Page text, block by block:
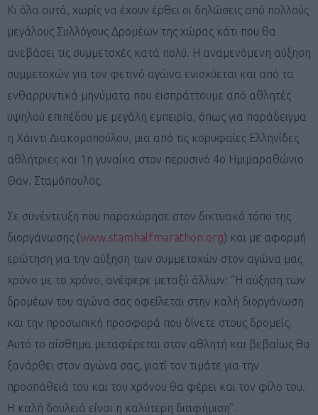
Κι όλα αυτά, χωρίς να έχουν έρθει οι δηλώσεις από πολλούς
μεγάλους Συλλόγους Δρομέων της χώρας κάτι που θα
ανεβάσει τις συμμετοχές κατά πολύ. Η αναμενόμενη αύξηση
συμμετοχών για τον φετινό αγώνα ενισχύεται και από τα
ενθαρρυντικά μηνύματα που εισπράττουμε από αθλητές
υψηλού επιπέδου με μεγάλη εμπειρία, όπως για παράδειγμα
η Χάιντι Διακομοπούλου, μια από τις κορυφαίες Ελληνίδες
αθλήτριες και 1η γυναίκα στον περυσινό 4ο Ημιμαραθώνιο
Θαν. Σταμόπουλος.
Σε συνέντευξη που παραχώρησε στον δικτυακό τόπο της
διοργάνωσης (www.stamhalfmarathon.org) και με αφορμή
ερώτηση για την αύξηση των συμμετοχών στον αγώνα μας
χρόνο με το χρόνο, ανέφερε μεταξύ άλλων: “Η αύξηση των
δρομέων του αγώνα σας οφείλεται στην καλή διοργάνωση
και την προσωπική προσφορά που δίνετε στους δρομείς.
Αυτό το αίσθημα μεταφέρεται στον αθλητή και βεβαίως θα
ξανάρθει στον αγώνα σας, γιατί τον τιμάτε για την
προσπάθειά του και του χρόνου θα φέρει και τον φίλο του.
Η καλή δουλειά είναι η καλύτερη διαφήμιση”.